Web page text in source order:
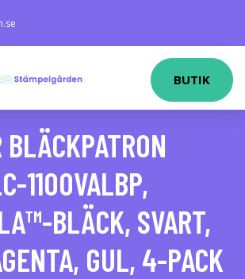
BUTIK
BLÄCKPATRON
1100VALBP,
BLÄCK, SVART,
GUL, 4-PACK